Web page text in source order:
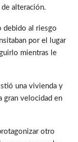
alteración.
debido al riesgo
por el lugar
mientras le
una vivienda y
gran velocidad en
otro